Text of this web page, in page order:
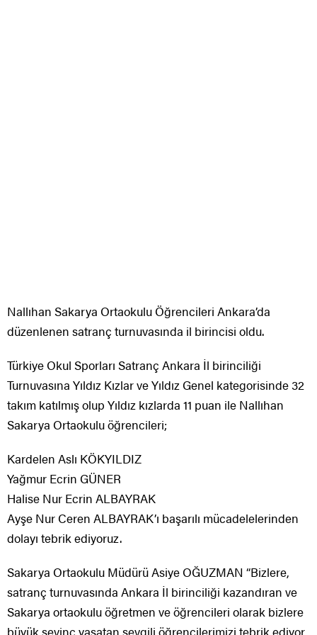
Nallıhan Sakarya Ortaokulu Öğrencileri Ankara’da
düzenlenen satranç turnuvasında il birincisi oldu.
Türkiye Okul Sporları Satranç Ankara İl birinciliği
Turnuvasına Yıldız Kızlar ve Yıldız Genel kategorisinde 32
takım katılmış olup Yıldız kızlarda 11 puan ile Nallıhan
Sakarya Ortaokulu öğrencileri;
Kardelen Aslı KÖKYILDIZ
Yağmur Ecrin GÜNER
Halise Nur Ecrin ALBAYRAK
Ayşe Nur Ceren ALBAYRAK’ı başarılı mücadelelerinden
dolayı tebrik ediyoruz.
Sakarya Ortaokulu Müdürü Asiye OĞUZMAN “Bizlere,
satranç turnuvasında Ankara İl birinciliği kazandıran ve
Sakarya ortaokulu öğretmen ve öğrencileri olarak bizlere